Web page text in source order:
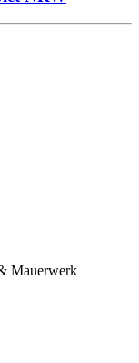
Mauerwerk